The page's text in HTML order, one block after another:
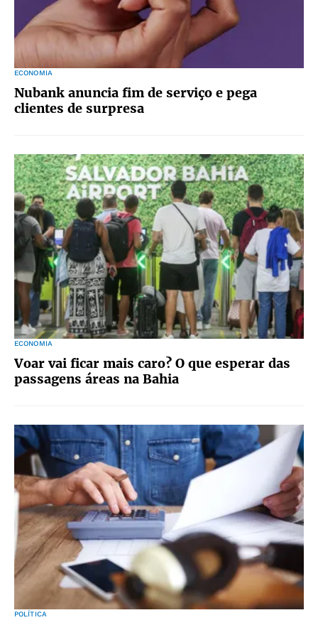
ECONOMIA
Nubank anuncia fim de serviço e pega
clientes de surpresa
ECONOMIA
Voar vai ficar mais caro? O que esperar das
passagens áreas na Bahia
POLÍTICA